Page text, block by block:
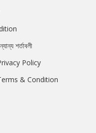
শর্তাবলী
Policy
& Condition